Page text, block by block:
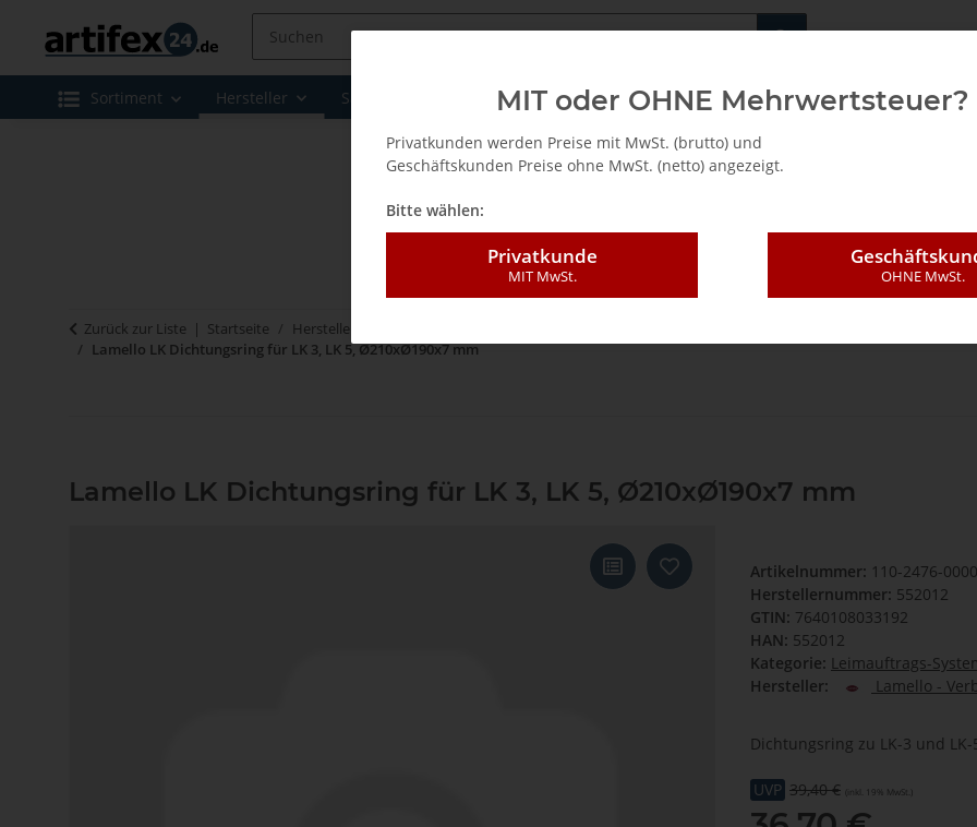
Fachshop für
Sortiment Hersteller Sale Leasing / Mietkauf
Zurück zur Liste Startseite Hersteller
Lamello LK Dichtungsring für LK 3, LK 5, Ø210xØ190x7 mm
Lamello LK Dichtungsring für LK 3, LK 5, Ø210xØ190x7 mm
Artikelnummer: 110-2476-
Herstellernummer: 552012
GTIN: 7640108033192
HAN: 552012
Kategorie: Leimauftrags-
Hersteller:
Lamello -
Dichtungsring zu LK-3 und LK-
UVP 39,40 € (inkl. 19% MwSt.)
MIT oder OHNE Mehrwertsteuer?
Privatkunden werden Preise mit MwSt. (brutto) und
Geschäftskunden Preise ohne MwSt. (netto) angezeigt.
Bitte wählen:
Privatkunde
MIT MwSt. OHNE MwSt.